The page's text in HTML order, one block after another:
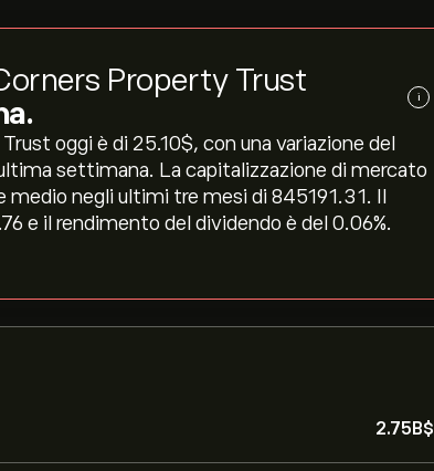
Property Trust
i
oggi è di 25.10‎$‎, con una variazione del
settimana. La capitalizzazione di mercato
negli ultimi tre mesi di 845191.31. Il
e il rendimento del dividendo è del 0.06%.
2.75B‎$‎